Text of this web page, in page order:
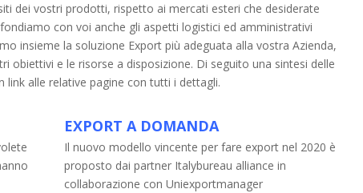
dei vostri prodotti, rispetto ai mercati esteri che desiderate
con voi anche gli aspetti logistici ed amministrativi
insieme la soluzione Export più adeguata alla vostra Azienda,
obiettivi e le risorse a disposizione. Di seguito una sintesi delle
link alle relative pagine con tutti i dettagli.
EXPORT A DOMANDA
Il nuovo modello vincente per fare export nel 2020 è
proposto dai partner Italybureau alliance in
collaborazione con Uniexportmanager